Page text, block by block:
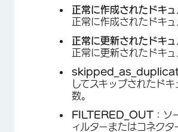
正常に作成されたドキ
正常に作成されたドキュ
正常に更新されたドキ
正常に更新されたドキュ
してスキップされたドキ
数。
FILTERED_OUT ：ソ
ィルターまたはコネクタ